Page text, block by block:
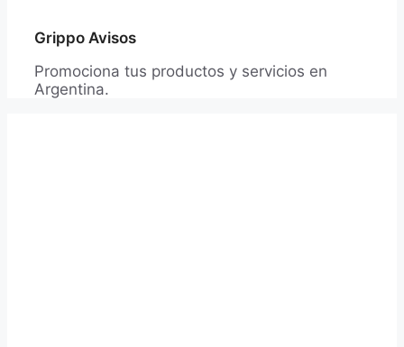
Grippo Avisos
Promociona tus productos y servicios en
Argentina.